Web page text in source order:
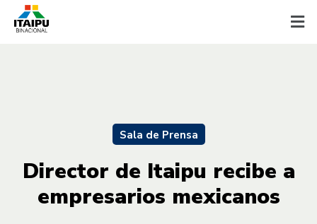
Sala de Prensa
Director de Itaipu recibe a
empresarios mexicanos